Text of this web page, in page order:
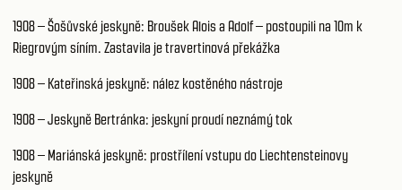
1908 – Šošůvské jeskyně: Broušek Alois a Adolf – postoupili na 10m k
Riegrovým síním. Zastavila je travertinová překážka
1908 – Kateřinská jeskyně: nález kostěného nástroje
1908 – Jeskyně Bertránka: jeskyní proudí neznámý tok
1908 – Mariánská jeskyně: prostřílení vstupu do Liechtensteinovy
jeskyně